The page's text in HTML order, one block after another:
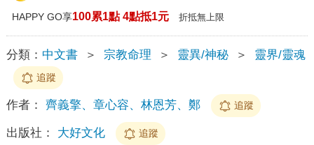
HAPPY GO享100累1點 4點抵1元 折抵無上限
分類： 中文書 ＞ 宗教命理 ＞ 靈異/神秘 ＞ 靈界/靈魂
追蹤
作者： 齊義擎、章心容、林恩芳、鄭 追蹤
出版社： 大好文化 追蹤